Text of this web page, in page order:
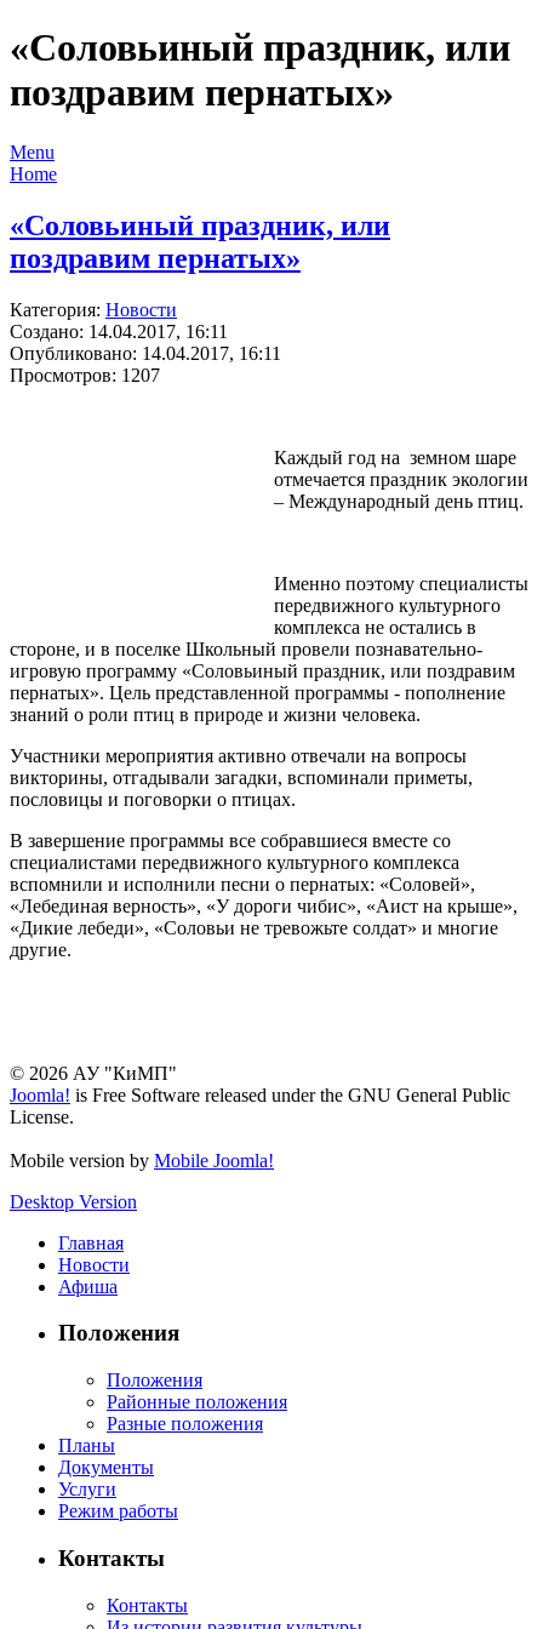
«Соловьиный праздник, или
поздравим пернатых»
Menu
Home
«Соловьиный праздник, или
поздравим пернатых»
Категория: Новости
Создано: 14.04.2017, 16:11
Опубликовано: 14.04.2017, 16:11
Просмотров: 1207
Каждый год на земном шаре
отмечается праздник экологии
– Международный день птиц.
Именно поэтому специалисты
передвижного культурного
комплекса не остались в
стороне, и в поселке Школьный провели познавательно-
игровую программу «Соловьиный праздник, или поздравим
пернатых». Цель представленной программы - пополнение
знаний о роли птиц в природе и жизни человека.
Участники мероприятия активно отвечали на вопросы
викторины, отгадывали загадки, вспоминали приметы,
пословицы и поговорки о птицах.
В завершение программы все собравшиеся вместе со
специалистами передвижного культурного комплекса
вспомнили и исполнили песни о пернатых: «Соловей»,
«Лебединая верность», «У дороги чибис», «Аист на крыше»,
«Дикие лебеди», «Соловьи не тревожьте солдат» и многие
другие.
© 2026 АУ "КиМП"
Joomla! is Free Software released under the GNU General Public
License.
Mobile version by Mobile Joomla!
Desktop Version
Главная
Новости
Афиша
Положения
Положения
Районные положения
Разные положения
Планы
Документы
Услуги
Режим работы
Контакты
Контакты